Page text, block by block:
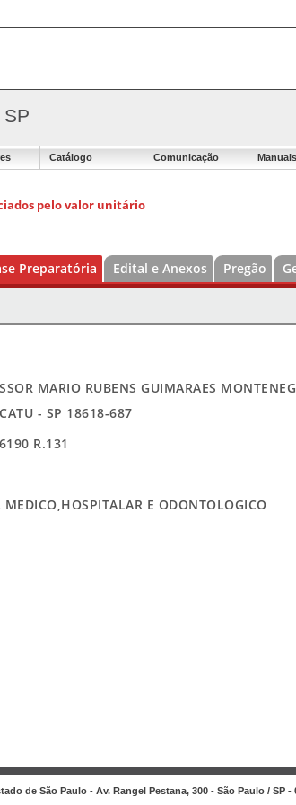
Catálogo Comunicação Manuais
pelo valor unitário
Preparatória Edital e Anexos Pregão
MARIO RUBENS GUIMARAES
- SP 18618-687
R.131
MEDICO,HOSPITALAR E ODONTOLOGICO
de São Paulo - Av. Rangel Pestana, 300 - São Paulo / SP -